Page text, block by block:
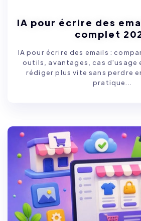
IA pour écrire des
complet
IA pour écrire des emails :
outils, avantages, cas d'usage
rédiger plus vite sans perdre
pratique...